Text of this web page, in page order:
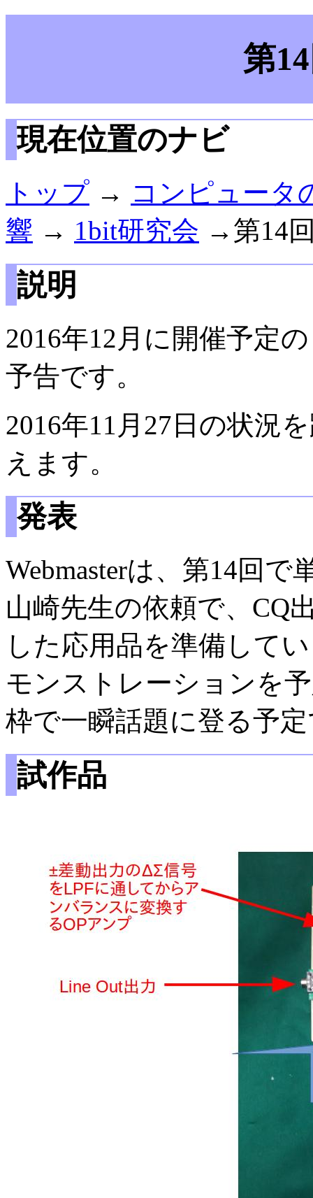
第
現在位置のナビ
トップ → コンピュータ
響 → 1bit研究会 →第14
説明
2016年12月に開催予定
予告です。
2016年11月27日の状況
えます。
発表
Webmasterは、第14回
山崎先生の依頼で、CQ
した応用品を準備して
モンストレーションを
枠で一瞬話題に登る予
試作品